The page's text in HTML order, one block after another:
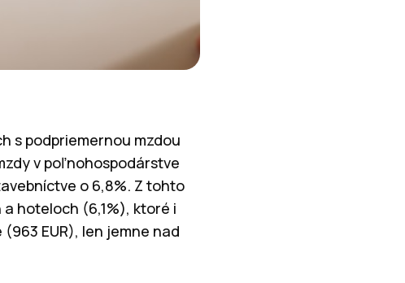
s podpriemernou mzdou
v poľnohospodárstve
o 6,8%. Z tohto
hoteloch (6,1%), ktoré i
EUR), len jemne nad